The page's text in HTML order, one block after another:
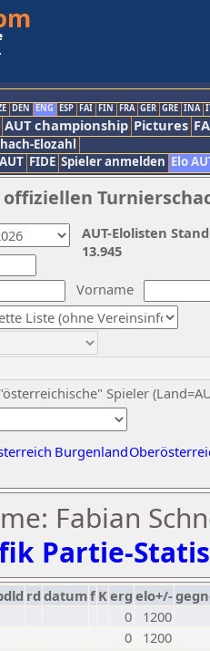
DEN ENG ESP FAI FIN FRA GER GRE INA
AUT championship Pictures
Elozahl
FIDE Spieler anmelden Elo
Vorname
Spieler
Burgenland
AUT-Elolisten
13.945
Fabian
Partie-
rd datumf Kerg elo+/-
0
1200
0 1200